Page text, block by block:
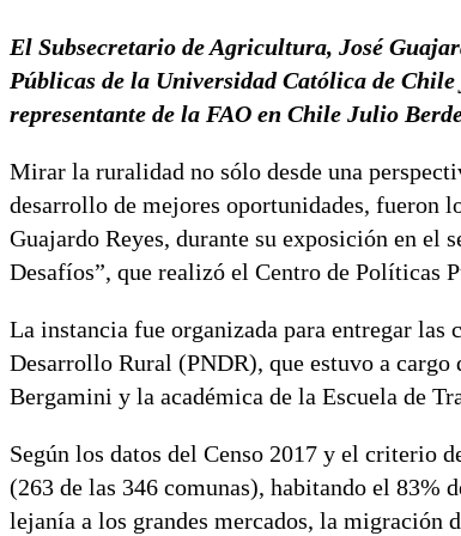
El Subsecretario de Agricultura, José
Públicas de la Universidad Católica de
representante de la FAO en Chile Julio
Mirar la ruralidad no sólo desde una
desarrollo de mejores oportunidades, fueron
Guajardo Reyes, durante su exposición en
Desafíos”, que realizó el Centro de Políticas
La instancia fue organizada para entregar
Desarrollo Rural (PNDR), que estuvo a
Bergamini y la académica de la Escuela de
Según los datos del Censo 2017 y el criterio
(263 de las 346 comunas), habitando el 83%
lejanía a los grandes mercados, la migración